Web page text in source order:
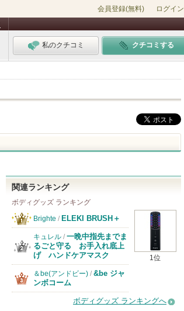
会員登録(無料) ログイン
私のクチコミ クチコミする
関連ランキング
ボディグッズ ランキング
1位
Brighte / ELEKI BRUSH＋
キュレル / 一晩中指先までま
るごと守る お手入れ底上
げ ハンドケアマスク
＆be(アンドビー) / &be ジャ
ンボコーム
ボディグッズ ランキングへ